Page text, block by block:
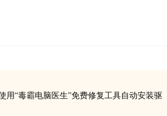
用“毒霸电脑医生”免费修复工具自动安装驱